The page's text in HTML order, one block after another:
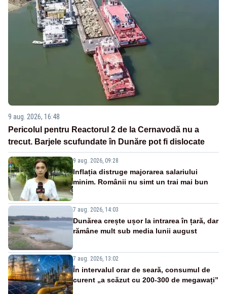
9 aug. 2026, 16:48
Pericolul pentru Reactorul 2 de la Cernavodă nu a
trecut. Barjele scufundate în Dunăre pot fi dislocate
9 aug. 2026, 09:28
Inflația distruge majorarea salariului
minim. Românii nu simt un trai mai bun
7 aug. 2026, 14:03
Dunărea crește ușor la intrarea în țară, dar
rămâne mult sub media lunii august
7 aug. 2026, 13:02
În intervalul orar de seară, consumul de
curent „a scăzut cu 200-300 de megawați”